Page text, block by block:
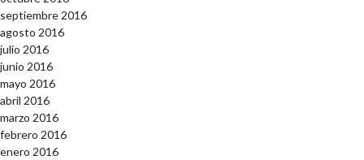
septiembre 2016
agosto 2016
julio 2016
junio 2016
mayo 2016
abril 2016
marzo 2016
febrero 2016
enero 2016